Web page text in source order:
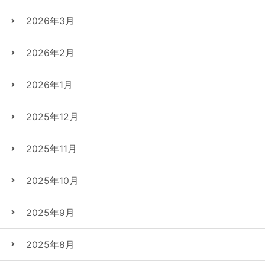
2026年3月
2026年2月
2026年1月
2025年12月
2025年11月
2025年10月
2025年9月
2025年8月